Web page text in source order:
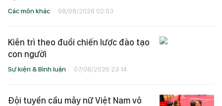
Các môn khác 08/08/2026 02:03
Kiên trì theo đuổi chiến lược đào tạo
con người
Sự kiện & Bình luận 07/08/2026 23:14
Đội tuyển cầu mây nữ Việt Nam vô